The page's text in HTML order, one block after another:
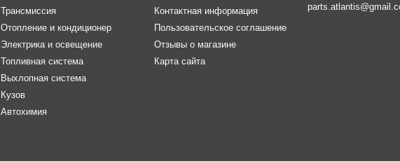
Трансмиссия
Отопление и кондиционер
Электрика и освещение
Топливная система
Выхлопная система
Кузов
Автохимия
Контактная информация
Пользовательское соглашение
Отзывы о магазине
Карта сайта